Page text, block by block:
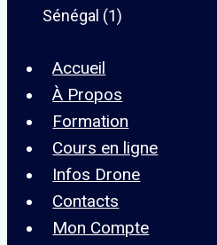
Accueil
À Propos
Formation
Cours en ligne
Infos Drone
Contacts
Mon Compte